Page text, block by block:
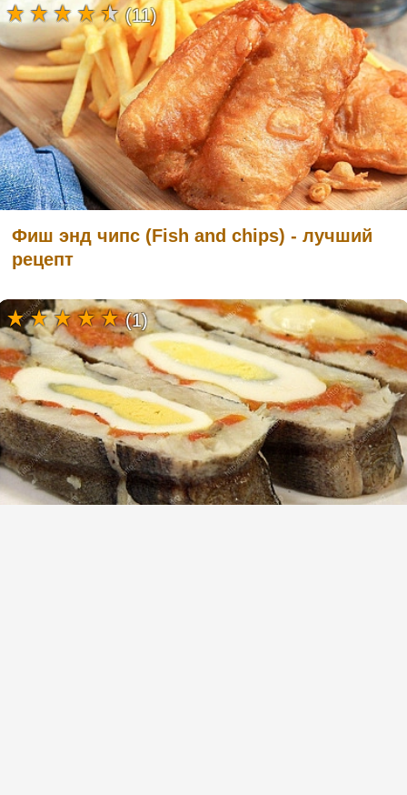
Фиш энд чипс (Fish and chips) - лучший
рецепт
(11)
(1)